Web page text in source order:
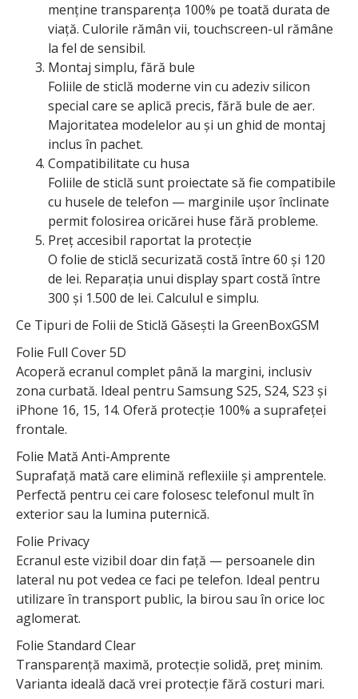
menține transparența 100% pe toată durata de
viață. Culorile rămân vii, touchscreen-ul rămâne
la fel de sensibil.
Montaj simplu, fără bule
Foliile de sticlă moderne vin cu adeziv silicon
special care se aplică precis, fără bule de aer.
Majoritatea modelelor au și un ghid de montaj
inclus în pachet.
Compatibilitate cu husa
Foliile de sticlă sunt proiectate să fie compatibile
cu husele de telefon — marginile ușor înclinate
permit folosirea oricărei huse fără probleme.
Preț accesibil raportat la protecție
O folie de sticlă securizată costă între 60 și 120
de lei. Reparația unui display spart costă între
300 și 1.500 de lei. Calculul e simplu.
Ce Tipuri de Folii de Sticlă Găsești la GreenBoxGSM
Folie Full Cover 5D
Acoperă ecranul complet până la margini, inclusiv
zona curbată. Ideal pentru Samsung S25, S24, S23 și
iPhone 16, 15, 14. Oferă protecție 100% a suprafeței
frontale.
Folie Mată Anti-Amprente
Suprafață mată care elimină reflexiile și amprentele.
Perfectă pentru cei care folosesc telefonul mult în
exterior sau la lumina puternică.
Folie Privacy
Ecranul este vizibil doar din față — persoanele din
lateral nu pot vedea ce faci pe telefon. Ideal pentru
utilizare în transport public, la birou sau în orice loc
aglomerat.
Folie Standard Clear
Transparență maximă, protecție solidă, preț minim.
Varianta ideală dacă vrei protecție fără costuri mari.